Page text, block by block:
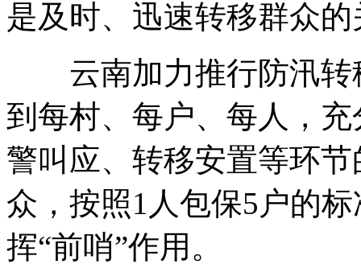
是及时、迅速转移群众的
云南加力推行防汛转
到每村、每户、每人，
警叫应、转移安置等环
众，按照1人包保5户的
挥“前哨”作用。